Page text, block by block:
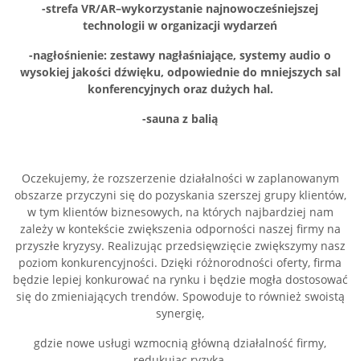
-strefa VR/AR–wykorzystanie najnowocześniejszej
technologii w organizacji wydarzeń
-nagłośnienie: zestawy nagłaśniające, systemy audio o
wysokiej jakości dźwięku, odpowiednie do mniejszych sal
konferencyjnych oraz dużych hal.
-sauna z balią
Oczekujemy, że rozszerzenie działalności w zaplanowanym
obszarze przyczyni się do pozyskania szerszej grupy klientów,
w tym klientów biznesowych, na których najbardziej nam
zależy w kontekście zwiększenia odporności naszej firmy na
przyszłe kryzysy. Realizując przedsięwzięcie zwiększymy nasz
poziom konkurencyjności. Dzięki różnorodności oferty, firma
będzie lepiej konkurować na rynku i będzie mogła dostosować
się do zmieniających trendów. Spowoduje to również swoistą
synergię,
gdzie nowe usługi wzmocnią główną działalność firmy,